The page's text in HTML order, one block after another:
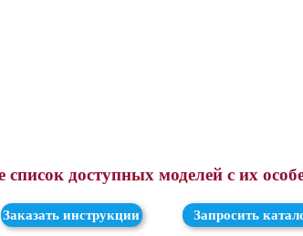
доступных моделей с их
Заказать инструкции Запросить